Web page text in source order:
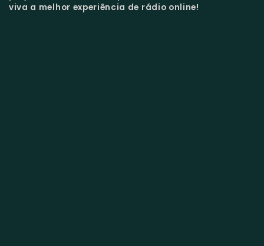
viva a melhor experiência de rádio online!